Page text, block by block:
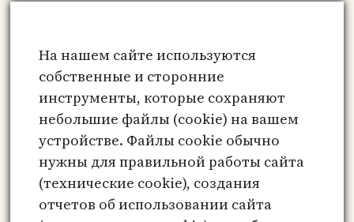
Email*
Сайт
Сохранить моё имя, email и адрес сайта
в этом браузере для последующих моих
На нашем сайте используются
собственные и сторонние
инструменты, которые сохраняют
небольшие файлы (cookie) на вашем
устройстве. Файлы cookie обычно
нужны для правильной работы сайта
(технические cookie), создания
отчетов об использовании сайта